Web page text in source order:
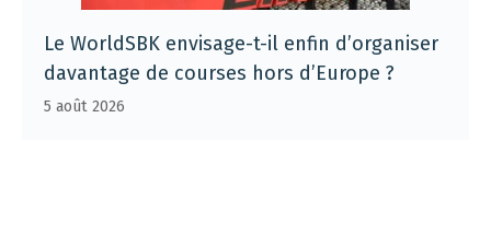
Le WorldSBK envisage-t-il enfin d’organiser
davantage de courses hors d’Europe ?
5 août 2026